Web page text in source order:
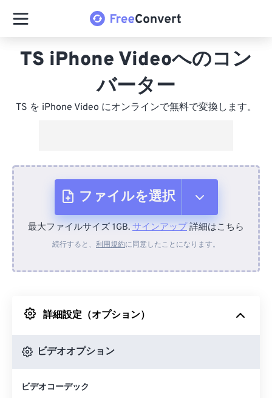
TS iPhone Videoへのコン
バーター
TS を iPhone Video にオンラインで無料で変換します。
ファイルを選択
デバイスから
Googleドライブから
最大ファイルサイズ 1GB. サインアップ詳細はこちら
続行すると、 利用規約に同意したことになります。
詳細設定（オプション）
ビデオオプション
ビデオコーデック